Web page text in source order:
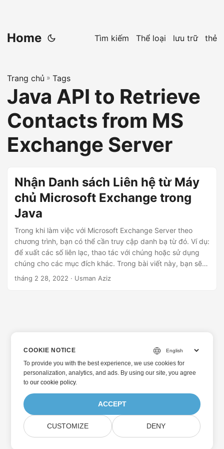
Home Tìm kiếm Thể loại lưu trữ thẻ
Trang chủ » Tags
Java API to Retrieve
Contacts from MS
Exchange Server
Nhận Danh sách Liên hệ từ Máy
chủ Microsoft Exchange trong
Java
Trong khi làm việc với Microsoft Exchange Server theo
chương trình, bạn có thể cần truy cập danh bạ từ đó. Ví dụ:
để xuất các số liên lạc, thao tác với chúng hoặc sử dụng
chúng cho các mục đích khác. Trong bài viết này, bạn sẽ
tìm hiểu cách lấy danh sách liên hệ từ Microsoft Exchange
tháng 2 28, 2022 · Usman Aziz
COOKIE NOTICE
To provide you with the best experience, we use cookies for
personalization, analytics, and ads. By using our site, you agree
toour cookie policy.
ACCEPT
CUSTOMIZE DENY